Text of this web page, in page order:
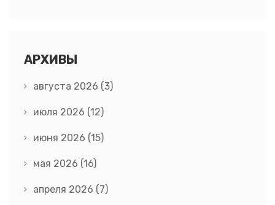
АРХИВЫ
августа 2026 (3)
июля 2026 (12)
июня 2026 (15)
мая 2026 (16)
апреля 2026 (7)